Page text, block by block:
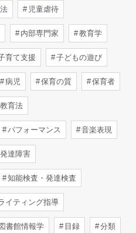
児童虐待
内部専門家 教育学
育て支援 子どもの遊び
病児 保育の質 保育者
育法
パフォーマンス 音楽表現
達障害
知能検査・発達検査
イティング指導
書館情報学 目録 分類